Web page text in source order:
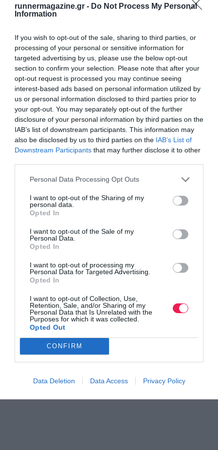
runnermagazine.gr - Do Not Process My Personal
Information
If you wish to opt-out of the sale, sharing to third parties, or
processing of your personal or sensitive information for
targeted advertising by us, please use the below opt-out
section to confirm your selection. Please note that after your
opt-out request is processed you may continue seeing
interest-based ads based on personal information utilized by
us or personal information disclosed to third parties prior to
your opt-out. You may separately opt-out of the further
disclosure of your personal information by third parties on the
IAB’s list of downstream participants. This information may
also be disclosed by us to third parties on the IAB’s List of
Downstream Participants that may further disclose it to other
Personal Data Processing Opt Outs
I want to opt-out of the Sharing of my
personal data.
Opted In
I want to opt-out of the Sale of my
Personal Data.
Opted In
I want to opt-out of processing my
Personal Data for Targeted Advertising.
Opted In
I want to opt-out of Collection, Use,
Retention, Sale, and/or Sharing of my
Personal Data that Is Unrelated with the
Purposes for which it was collected.
Opted Out
CONFIRM
Data Deletion Data Access Privacy Policy
Βρες το RUNNER!
Όλα τα Τεύχη